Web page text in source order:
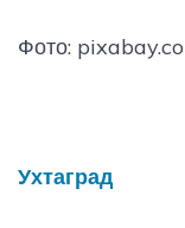
Фото:
Ухтаград